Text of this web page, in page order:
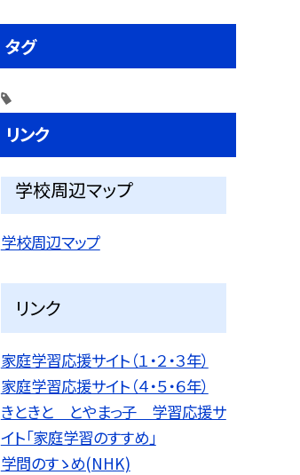
タグ
リンク
学校周辺マップ
学校周辺マップ
リンク
家庭学習応援サイト（１・２・３年）
家庭学習応援サイト（４・５・６年）
きときと とやまっ子 学習応援サ
イト「家庭学習のすすめ」
学問のすゝめ(NHK)